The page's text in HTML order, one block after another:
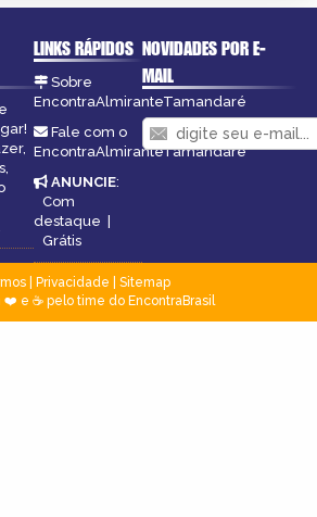
LINKS RÁPIDOS
Sobre
EncontraAlmiranteTamandaré
Fale com o
EncontraAlmiranteTamandaré
ANUNCIE:
Com
destaque |
Grátis
NOVIDADES POR E-
MAIL
| Privacidade
Sitemap
❤️ e ☕ pelo time do EncontraBrasil